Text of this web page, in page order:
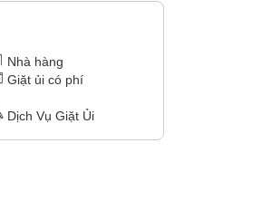
Nhà hàng
Giặt ủi có phí
Dịch Vụ Giặt Ủi